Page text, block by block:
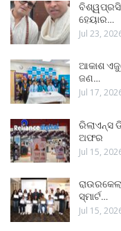
ହେୟାର…
Jul 23,
ଆକାଶ
ଜଣ…
Jul 17,
ରିଲାଏନ୍ସ
ଅଫର
Jul 15,
ସ୍ମାର୍ଟ…
Jul 15,